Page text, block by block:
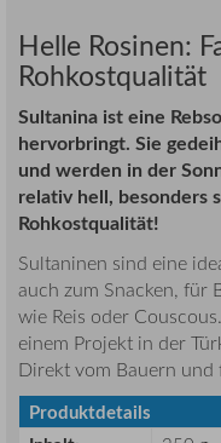
Helle Rosinen:
Rohkostqualität
Sultanina ist eine
hervorbringt. Sie
und werden in der
relativ hell, besonders
Rohkostqualität!
Sultaninen sind eine
auch zum Snacken, für
wie Reis oder
einem Projekt in der
Direkt vom Bauern und
Produktdetails